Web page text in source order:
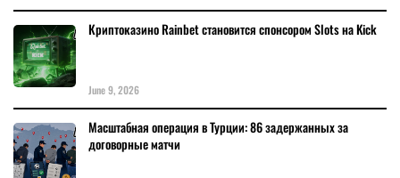
Криптоказино Rainbet становится спонсором Slots на Kick
June 9, 2026
Масштабная операция в Турции: 86 задержанных за
договорные матчи